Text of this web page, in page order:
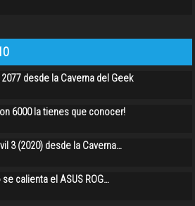
desde la Caverna del Geek
6000 la tienes que conocer!
3 (2020) desde la Caverna…
se calienta el ASUS ROG…